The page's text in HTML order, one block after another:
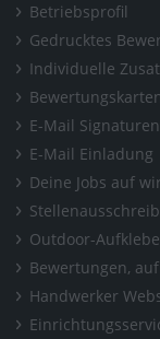
Betriebsprofil
Gedrucktes
Individuelle
Bewertungskarten
E-Mail Signaturen
E-Mail Einladung
Deine Jobs auf
Outdoor-
Bewertungen,
Handwerker